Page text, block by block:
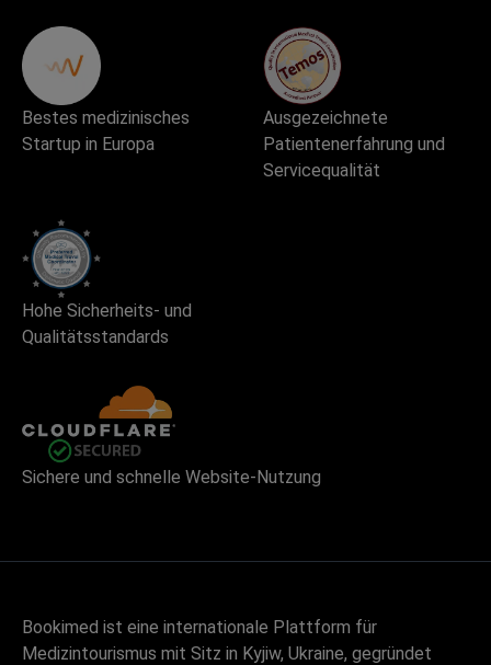
Bestes medizinisches
Startup in Europa
Ausgezeichnete
Patientenerfahrung und
Servicequalität
Hohe Sicherheits- und
Qualitätsstandards
Sichere und schnelle Website-Nutzung
Bookimed ist eine internationale Plattform für
Medizintourismus mit Sitz in Kyjiw, Ukraine, gegründet